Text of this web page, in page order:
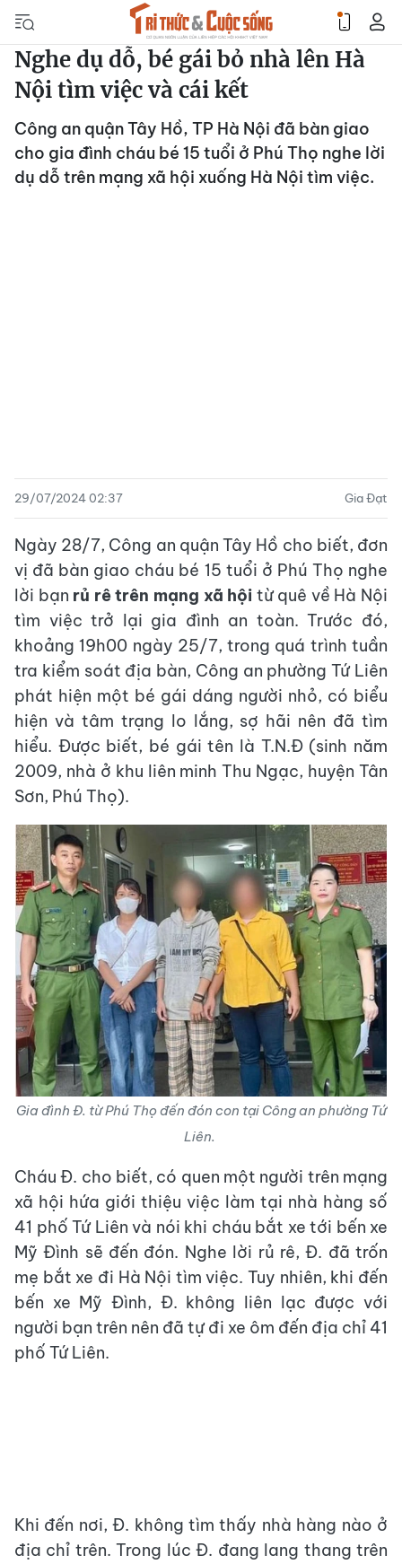
Nghe dụ dỗ, bé gái bỏ nhà lên Hà
Nội tìm việc và cái kết
Công an quận Tây Hồ, TP Hà Nội đã bàn giao
cho gia đình cháu bé 15 tuổi ở Phú Thọ nghe lời
dụ dỗ trên mạng xã hội xuống Hà Nội tìm việc.
29/07/2024 02:37 Gia Đạt
Ngày 28/7, Công an quận Tây Hồ cho biết, đơn
vị đã bàn giao cháu bé 15 tuổi ở Phú Thọ nghe
lời bạn rủ rê trên mạng xã hội từ quê về Hà Nội
tìm việc trở lại gia đình an toàn. Trước đó,
khoảng 19h00 ngày 25/7, trong quá trình tuần
tra kiểm soát địa bàn, Công an phường Tứ Liên
phát hiện một bé gái dáng người nhỏ, có biểu
hiện và tâm trạng lo lắng, sợ hãi nên đã tìm
hiểu. Được biết, bé gái tên là T.N.Đ (sinh năm
2009, nhà ở khu liên minh Thu Ngạc, huyện Tân
Sơn, Phú Thọ).
Gia đình Đ. từ Phú Thọ đến đón con tại Công an phường Tứ
Liên.
Cháu Đ. cho biết, có quen một người trên mạng
xã hội hứa giới thiệu việc làm tại nhà hàng số
41 phố Tứ Liên và nói khi cháu bắt xe tới bến xe
Mỹ Đình sẽ đến đón. Nghe lời rủ rê, Đ. đã trốn
mẹ bắt xe đi Hà Nội tìm việc. Tuy nhiên, khi đến
bến xe Mỹ Đình, Đ. không liên lạc được với
người bạn trên nên đã tự đi xe ôm đến địa chỉ 41
phố Tứ Liên.
Khi đến nơi, Đ. không tìm thấy nhà hàng nào ở
địa chỉ trên. Trong lúc Đ. đang lang thang trên